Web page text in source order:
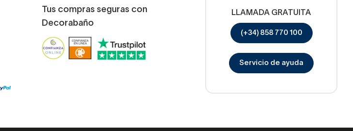
Tus compras seguras con
Decorabaño
LLAMADA GRATUITA
(+34) 858 770 100
Servicio de ayuda